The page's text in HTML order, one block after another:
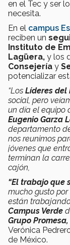
en el Tec y ser
necesita.
En el campus
reciben un
Instituto de
Lagüera, y los
Consejería y
potencializar
“Los Líderes del
social, pero
un día el equipo
Eugenio Garza
departamento
nos reunimos
jóvenes que
terminan la
cajón,
“El trabajo que
mucho gusto
están
Campus Verde
Grupo Promesa,
Verónica
de México.